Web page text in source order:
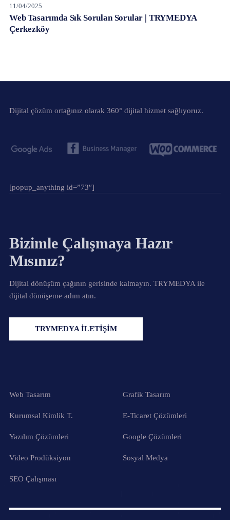
11/04/2025
Web Tasarımda Sık Sorulan Sorular | TRYMEDYA
Çerkezköy
Dijital çözüm ortağınız olarak 360° dijital hizmet sağlıyoruz.
[popup_anything id=”73″]
Bizimle Çalışmaya Hazır
Mısınız?
Dijital dönüşüm çağının gerisinde kalmayın. TRYMEDYA ile
dijital dönüşeme adım atın.
TRYMEDYA İLETİŞİM
Web Tasarım Grafik Tasarım
Kurumsal Kimlik T. E-Ticaret Çözümleri
Yazılım Çözümleri Google Çözümleri
Video Prodüksiyon Sosyal Medya
SEO Çalışması